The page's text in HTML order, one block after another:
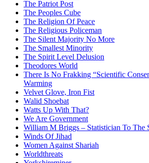
The Patriot Post
The Peoples Cube
The Religion Of Peace
The Religious Policeman
The Silent Majority No More
The Smallest Minority
The Spirit Level Delusion
Theodores World
There Is No Frakking “Scientific
Warming
Velvet Glove, Iron Fist
Walid Shoebat
Watts Up With That?
We Are Government
William M Briggs – Statistician To The
Winds Of Jihad
Women Against Shariah
Worldthreats